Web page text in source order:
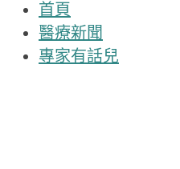
首頁
醫療新聞
專家有話兒